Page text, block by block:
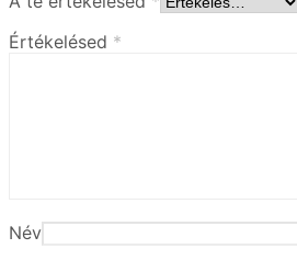
Értékelésed *
Név